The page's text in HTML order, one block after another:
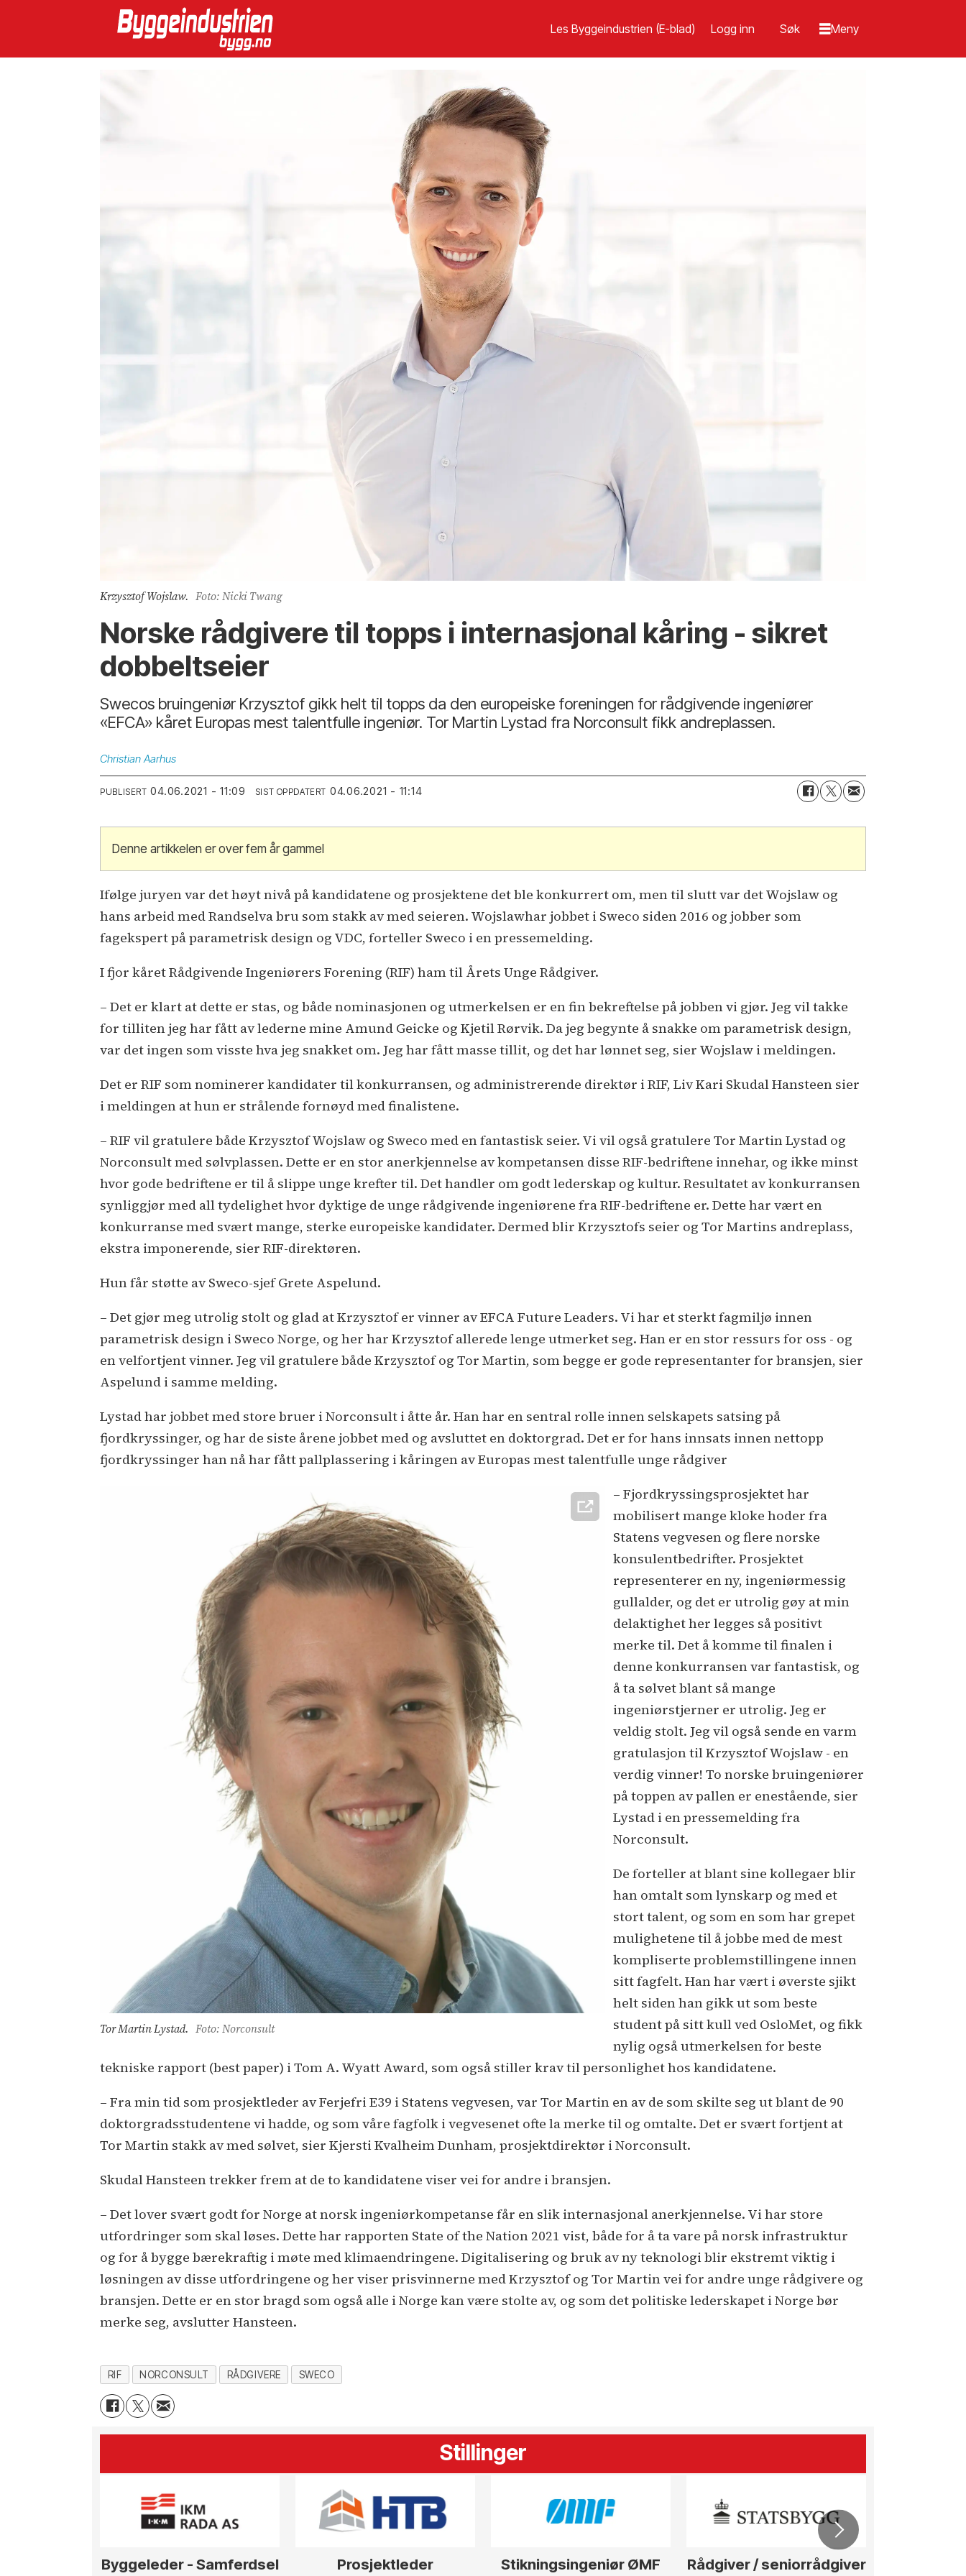
Les Byggeindustrien (E-blad) Logg inn
Krzysztof Wojslaw. Foto: Nicki Twang
Norske rådgivere til topps i internasjonal kåring - sikret
dobbeltseier
Swecos bruingeniør Krzysztof gikk helt til topps da den europeiske foreningen for rådgivende ingeniører
«EFCA» kåret Europas mest talentfulle ingeniør. Tor Martin Lystad fra Norconsult fikk andreplassen.
Christian Aarhus
PUBLISERT 04.06.2021 - 11:09 SIST OPPDATERT 04.06.2021 - 11:14
Denne artikkelen er over fem år gammel
Ifølge juryen var det høyt nivå på kandidatene og prosjektene det ble konkurrert om, men til slutt var det Wojslaw og
hans arbeid med Randselva bru som stakk av med seieren. Wojslawhar jobbet i Sweco siden 2016 og jobber som
fagekspert på parametrisk design og VDC, forteller Sweco i en pressemelding.
I fjor kåret Rådgivende Ingeniørers Forening (RIF) ham til Årets Unge Rådgiver.
– Det er klart at dette er stas, og både nominasjonen og utmerkelsen er en fin bekreftelse på jobben vi gjør. Jeg vil takke
for tilliten jeg har fått av lederne mine Amund Geicke og Kjetil Rørvik. Da jeg begynte å snakke om parametrisk design,
var det ingen som visste hva jeg snakket om. Jeg har fått masse tillit, og det har lønnet seg, sier Wojslaw i meldingen.
Det er RIF som nominerer kandidater til konkurransen, og administrerende direktør i RIF, Liv Kari Skudal Hansteen sier
i meldingen at hun er strålende fornøyd med finalistene.
– RIF vil gratulere både Krzysztof Wojslaw og Sweco med en fantastisk seier. Vi vil også gratulere Tor Martin Lystad og
Norconsult med sølvplassen. Dette er en stor anerkjennelse av kompetansen disse RIF-bedriftene innehar, og ikke minst
hvor gode bedriftene er til å slippe unge krefter til. Det handler om godt lederskap og kultur. Resultatet av konkurransen
synliggjør med all tydelighet hvor dyktige de unge rådgivende ingeniørene fra RIF-bedriftene er. Dette har vært en
konkurranse med svært mange, sterke europeiske kandidater. Dermed blir Krzysztofs seier og Tor Martins andreplass,
ekstra imponerende, sier RIF-direktøren.
Hun får støtte av Sweco-sjef Grete Aspelund.
– Det gjør meg utrolig stolt og glad at Krzysztof er vinner av EFCA Future Leaders. Vi har et sterkt fagmiljø innen
parametrisk design i Sweco Norge, og her har Krzysztof allerede lenge utmerket seg. Han er en stor ressurs for oss - og
en velfortjent vinner. Jeg vil gratulere både Krzysztof og Tor Martin, som begge er gode representanter for bransjen, sier
Aspelund i samme melding.
Lystad har jobbet med store bruer i Norconsult i åtte år. Han har en sentral rolle innen selskapets satsing på
fjordkryssinger, og har de siste årene jobbet med og avsluttet en doktorgrad. Det er for hans innsats innen nettopp
fjordkryssinger han nå har fått pallplassering i kåringen av Europas mest talentfulle unge rådgiver
Tor Martin Lystad. Foto: Norconsult
– Fjordkryssingsprosjektet har
mobilisert mange kloke hoder fra
Statens vegvesen og flere norske
konsulentbedrifter. Prosjektet
representerer en ny, ingeniørmessig
gullalder, og det er utrolig gøy at min
delaktighet her legges så positivt
merke til. Det å komme til finalen i
denne konkurransen var fantastisk, og
å ta sølvet blant så mange
ingeniørstjerner er utrolig. Jeg er
veldig stolt. Jeg vil også sende en varm
gratulasjon til Krzysztof Wojslaw - en
verdig vinner! To norske bruingeniører
på toppen av pallen er enestående, sier
Lystad i en pressemelding fra
Norconsult.
De forteller at blant sine kollegaer blir
han omtalt som lynskarp og med et
stort talent, og som en som har grepet
mulighetene til å jobbe med de mest
kompliserte problemstillingene innen
sitt fagfelt. Han har vært i øverste sjikt
helt siden han gikk ut som beste
student på sitt kull ved OsloMet, og fikk
nylig også utmerkelsen for beste
tekniske rapport (best paper) i Tom A. Wyatt Award, som også stiller krav til personlighet hos kandidatene.
– Fra min tid som prosjektleder av Ferjefri E39 i Statens vegvesen, var Tor Martin en av de som skilte seg ut blant de 90
doktorgradsstudentene vi hadde, og som våre fagfolk i vegvesenet ofte la merke til og omtalte. Det er svært fortjent at
Tor Martin stakk av med sølvet, sier Kjersti Kvalheim Dunham, prosjektdirektør i Norconsult.
Skudal Hansteen trekker frem at de to kandidatene viser vei for andre i bransjen.
– Det lover svært godt for Norge at norsk ingeniørkompetanse får en slik internasjonal anerkjennelse. Vi har store
utfordringer som skal løses. Dette har rapporten State of the Nation 2021 vist, både for å ta vare på norsk infrastruktur
og for å bygge bærekraftig i møte med klimaendringene. Digitalisering og bruk av ny teknologi blir ekstremt viktig i
løsningen av disse utfordringene og her viser prisvinnerne med Krzysztof og Tor Martin vei for andre unge rådgivere og
bransjen. Dette er en stor bragd som også alle i Norge kan være stolte av, og som det politiske lederskapet i Norge bør
merke seg, avslutter Hansteen.
RIF NORCONSULT RÅDGIVERE SWECO
Stillinger
Byggeleder - Samferdsel
Prosjektleder
Stikningsingeniør ØMF
Rådgiver / seniorrådgiver